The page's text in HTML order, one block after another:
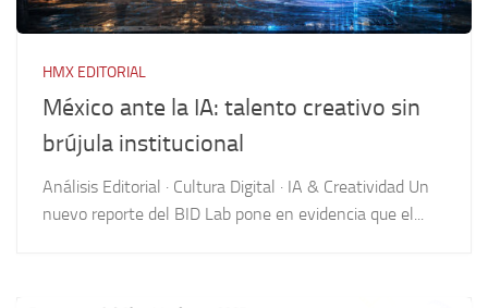
HMX EDITORIAL
México ante la IA: talento creativo sin
brújula institucional
Análisis Editorial · Cultura Digital · IA & Creatividad Un
nuevo reporte del BID Lab pone en evidencia que el...